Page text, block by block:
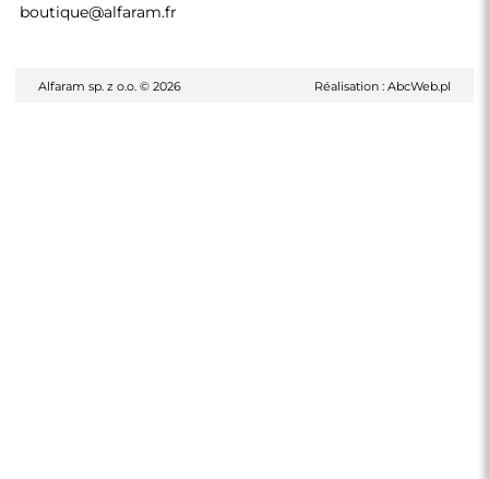
boutique@alfaram.fr
Alfaram sp. z o.o. © 2026 Réalisation : AbcWeb.pl